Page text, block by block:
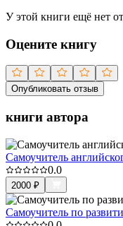
У этой книги ещё нет
Оцените книгу
Опубликовать отзыв
книги автора
Самоучитель
0.0
2000 ₽
Самоучитель по